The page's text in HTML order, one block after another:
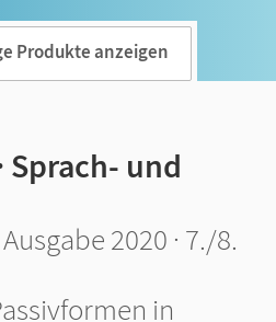
Produkte anzeigen
Sprach- und
2020 · 7./8.
in